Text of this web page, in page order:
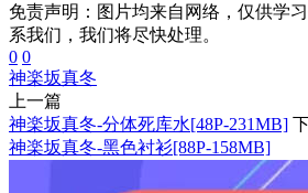
免责声明：图片均来自网络，仅供学
系我们，我们将尽快处理。
0 0
神楽坂真冬
上一篇
神楽坂真冬-分体死库水[48P-231MB]
神楽坂真冬-黑色衬衫[88P-158MB]